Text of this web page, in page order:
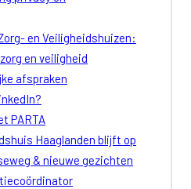
en Veiligheidshuizen:
en veiligheid
afspraken
PARTA
Haaglanden blijft op
& nieuwe gezichten